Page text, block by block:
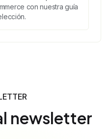
con nuestra guía
newsletter